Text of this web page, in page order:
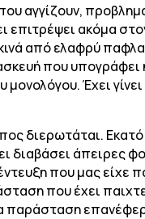
αγγίζουν,
ακόμα
από ελαφρύ
που υπογράφει
Έχει
Εκατό
διαβάσει άπειρες
που μας είχε
που έχει
παράσταση